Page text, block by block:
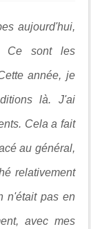
aujourd'hui,
Ce sont les
année, je
là. J'ai
Cela a fait
au général,
relativement
n'était pas en
avec mes